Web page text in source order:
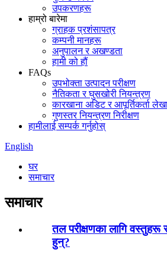
उपकरणहरू
हाम्रो बारेमा
ग्राहक प्रशंसापत्र
कम्पनी मानहरू
अनुपालन र अखण्डता
हामी को हौं
FAQs
उपभोक्ता उत्पादन परीक्षण
नैतिकता र घुसखोरी नियन्त्रण
कारखाना अडिट र आपूर्तिकर्ता
गुणस्तर नियन्त्रण निरीक्षण
हामीलाई सम्पर्क गर्नुहोस्
English
घर
समाचार
समाचार
तल परीक्षणका लागि
हुन्?